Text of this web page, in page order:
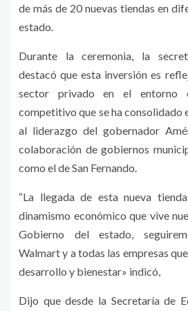
de más de 20 nuevas tiendas en
estado.
Durante la ceremonia, la
destacó que esta inversión es
sector privado en el entorno
competitivo que se ha consolidado
al liderazgo del gobernador
colaboración de gobiernos
como el de San Fernando.
“La llegada de esta nueva
dinamismo económico que vive
Gobierno del estado,
Walmart y a todas las empresas
desarrollo y bienestar» indicó,
Dijo que desde la Secretaría de